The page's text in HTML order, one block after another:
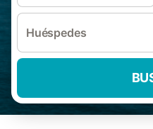
Huéspedes